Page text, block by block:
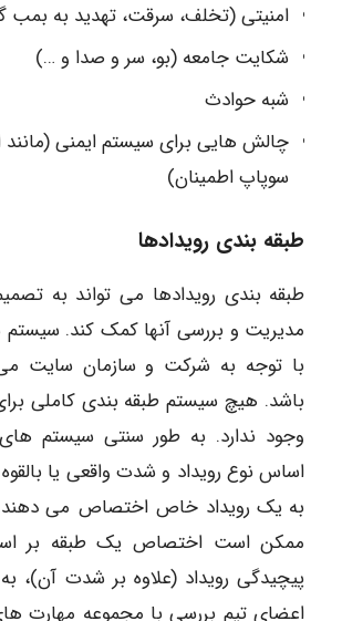
امنیتی (تخلف، سرقت، تهدید به بمب
شکایت جامعه (بو، سر و صدا و …)
شبه حوادث
چالش هایی برای سیستم ایمنی
سوپاپ اطمینان)
طبقه بندی رویدادها
طبقه بندی رویدادها می تواند به
مدیریت و بررسی آنها کمک کند.
با توجه به شرکت و سازمان سایت می
باشد. هیچ سیستم طبقه بندی کاملی
وجود ندارد. به طور سنتی سیستم
اساس نوع رویداد و شدت واقعی یا
به یک رویداد خاص اختصاص می دهند.
ممکن است اختصاص یک طبقه بر
پیچیدگی رویداد (علاوه بر شدت آن)،
اعضای تیم بررسی با مجموعه مهارت